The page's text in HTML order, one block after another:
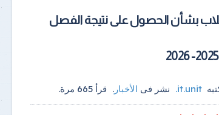
بشأن الحصول على نتيجة الفصل
it.unit
. نشر فى الأخبار . قرأ 665 مرة.